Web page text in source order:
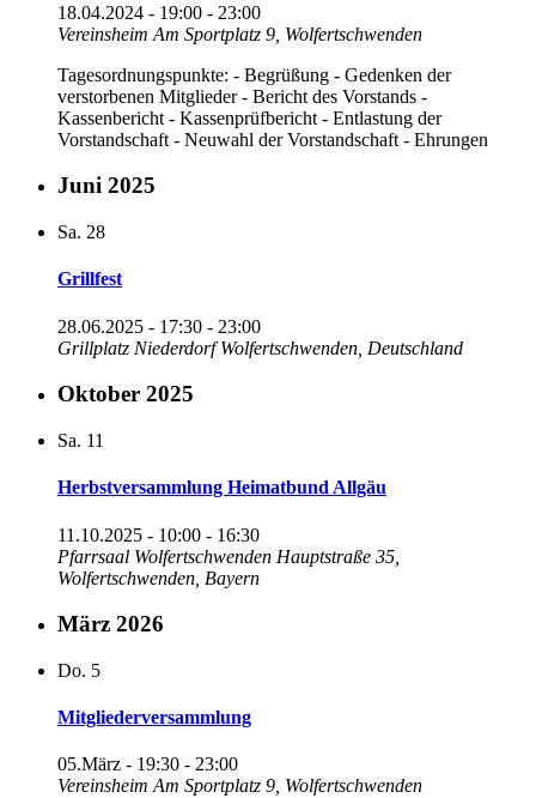
18.04.2024 - 19:00 - 23:00
Vereinsheim Am Sportplatz 9, Wolfertschwenden
Tagesordnungspunkte: - Begrüßung - Gedenken der
verstorbenen Mitglieder - Bericht des Vorstands -
Kassenbericht - Kassenprüfbericht - Entlastung der
Vorstandschaft - Neuwahl der Vorstandschaft - Ehrungen
Juni 2025
Sa. 28
Grillfest
28.06.2025 - 17:30 - 23:00
Grillplatz NiederdorfWolfertschwenden, Deutschland
Oktober 2025
Sa. 11
Herbstversammlung Heimatbund Allgäu
11.10.2025 - 10:00 - 16:30
Pfarrsaal Wolfertschwenden Hauptstraße 35,
Wolfertschwenden, Bayern
März 2026
Do. 5
Mitgliederversammlung
05.März - 19:30 - 23:00
VereinsheimAm Sportplatz 9, Wolfertschwenden